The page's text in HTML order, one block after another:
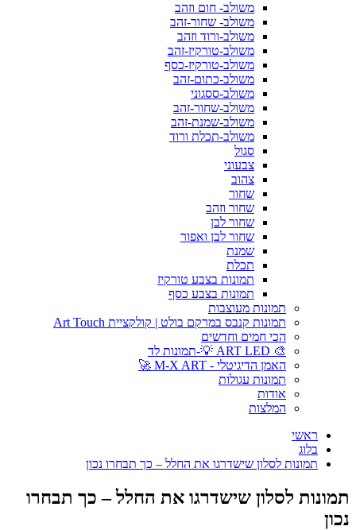
משולב- חום וזהב
משולב- שחור-זהב
משולב-ורוד וזהב
משולב-טורקיז-זהב
משולב-טורקיז-כסף
משולב-כתום-זהב
משולב-ססגוני
משולב-שחור-זהב
משולב-שמנת-זהב
משולב-תכלת ורוד
סגול
צבעוני
צהוב
שחור
שחור וזהב
שחור לבן
שחור לבן ואפור
שמנת
תכלת
תמונות בצבע טורקיז
תמונות בצבע כסף
תמונות מעוצבות
תמונות קנבס במרקם בולט | קולקציית Art Touch
הכי חמים וחדשים
🎨 ART LED 💡-תמונות לד
האמן הדיגיטלי - M-X ART 🚀
תמונות עגולות
אודות
המלצות
ראשי
בלוג
תמונות לסלון שישדרגו את החלל – כך תבחרו נכון
תמונות לסלון שישדרגו את החלל – כך תבחרו
נכון